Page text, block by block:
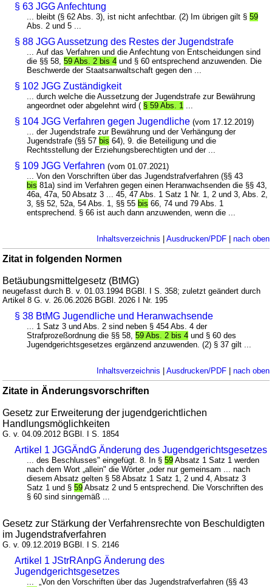
§ 63 JGG Anfechtung
... bleibt (§ 62 Abs. 3), ist nicht anfechtbar. (2) Im übrigen gilt §59
Abs. 2 und 5 ...
§ 88 JGG Aussetzung des Restes der Jugendstrafe
... Auf das Verfahren und die Anfechtung von Entscheidungen sind
die §§ 58,59 Abs. 2 bis 4 und § 60 entsprechend anzuwenden. Die
Beschwerde der Staatsanwaltschaft gegen den ...
§ 102 JGG Zuständigkeit
... durch welche die Aussetzung der Jugendstrafe zur Bewährung
angeordnet oder abgelehnt wird ( § 59 Abs. 1
§ 104 JGG Verfahren gegen Jugendliche (vom 17.12.2019)
... der Jugendstrafe zur Bewährung und der Verhängung der
Jugendstrafe (§§ 57bis 64), 9. die Beteiligung und die
Rechtsstellung der Erziehungsberechtigten und der ...
§ 109 JGG Verfahren (vom 01.07.2021)
... Von den Vorschriften über das Jugendstrafverfahren (§§ 43
bis 81a) sind im Verfahren gegen einen Heranwachsenden die §§ 43,
46a, 47a, 50 Absatz 3 ... 45, 47 Abs. 1 Satz 1 Nr. 1, 2 und 3, Abs. 2,
3, §§ 52, 52a, 54 Abs. 1, §§ 55bis 66, 74 und 79 Abs. 1
entsprechend. § 66 ist auch dann anzuwenden, wenn die ...
Inhaltsverzeichnis | Ausdrucken/PDF| nach oben
Zitat in folgenden Normen
Betäubungsmittelgesetz (BtMG)
neugefasst durch B. v. 01.03.1994 BGBl. I S. 358; zuletzt geändert durch
Artikel 8 G. v. 26.06.2026 BGBl. 2026 I Nr. 195
§ 38 BtMG Jugendliche und Heranwachsende
... 1 Satz 3 und Abs. 2 sind neben § 454 Abs. 4 der
Strafprozeßordnung die §§ 58,59 Abs. 2 bis 4 und § 60 des
Jugendgerichtsgesetzes ergänzend anzuwenden. (2) § 37 gilt ...
Inhaltsverzeichnis | Ausdrucken/PDF| nach oben
Zitate in Änderungsvorschriften
Gesetz zur Erweiterung der jugendgerichtlichen
Handlungsmöglichkeiten
G. v. 04.09.2012 BGBl. I S. 1854
Artikel 1 JGGÄndG Änderung des Jugendgerichtsgesetzes
... des Beschlusses" eingefügt. 8. In §59 Absatz 1 Satz 1 werden
nach dem Wort „allein" die Wörter „oder nur gemeinsam ... nach
diesem Absatz gelten § 58 Absatz 1 Satz 1, 2 und 4, Absatz 3
Satz 1 und §59 Absatz 2 und 5 entsprechend. Die Vorschriften des
§ 60 sind sinngemäß ...
Gesetz zur Stärkung der Verfahrensrechte von Beschuldigten
im Jugendstrafverfahren
G. v. 09.12.2019 BGBl. I S. 2146
Artikel 1 JStrRAnpG Änderung des
Jugendgerichtsgesetzes
... „Von den Vorschriften über das Jugendstrafverfahren (§§ 43